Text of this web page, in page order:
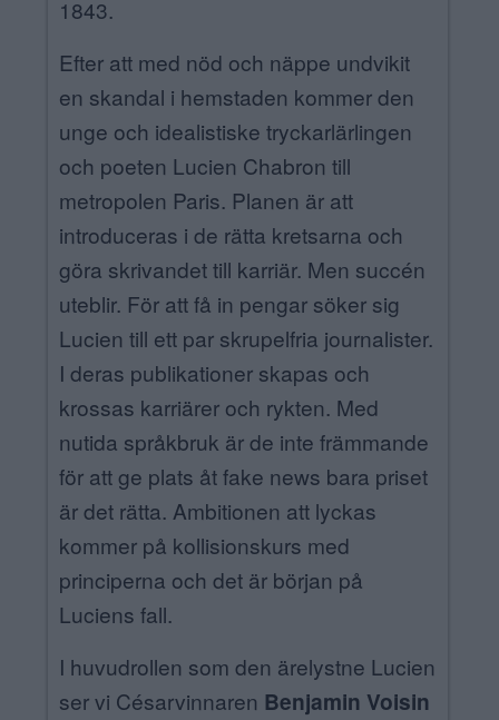
1843.
Efter att med nöd och näppe undvikit
en skandal i hemstaden kommer den
unge och idealistiske tryckarlärlingen
och poeten Lucien Chabron till
metropolen Paris. Planen är att
introduceras i de rätta kretsarna och
göra skrivandet till karriär. Men succén
uteblir. För att få in pengar söker sig
Lucien till ett par skrupelfria journalister.
I deras publikationer skapas och
krossas karriärer och rykten. Med
nutida språkbruk är de inte främmande
för att ge plats åt fake news bara priset
är det rätta. Ambitionen att lyckas
kommer på kollisionskurs med
principerna och det är början på
Luciens fall.
I huvudrollen som den ärelystne Lucien
ser vi Césarvinnaren Benjamin Voisin